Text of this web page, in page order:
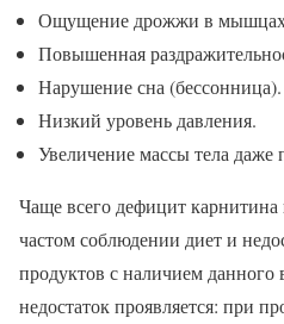
Ощущение дрожжи в
Повышенная
Нарушение сна (бессонница).
Низкий уровень давления.
Увеличение массы тела даже
Чаще всего дефицит карнитина
частом соблюдении диет и
продуктов с наличием данного
недостаток проявляется: при